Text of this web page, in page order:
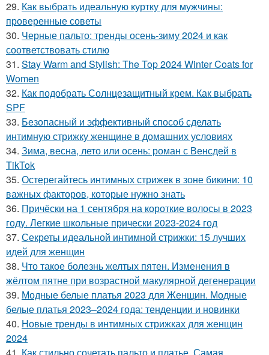
29. Как выбрать идеальную куртку для мужчины:
проверенные советы
30. Черные пальто: тренды осень-зиму 2024 и как
соответствовать стилю
31. Stay Warm and Stylish: The Top 2024 Winter Coats for
Women
32. Как подобрать Солнцезащитный крем. Как выбрать
SPF
33. Безопасный и эффективный способ сделать
интимную стрижку женщине в домашних условиях
34. Зима, весна, лето или осень: роман с Венсдей в
TikTok
35. Остерегайтесь интимных стрижек в зоне бикини: 10
важных факторов, которые нужно знать
36. Причёски на 1 сентября на короткие волосы в 2023
году. Легкие школьные прически 2023-2024 год
37. Секреты идеальной интимной стрижки: 15 лучших
идей для женщин
38. Что такое болезнь желтых пятен. Изменения в
жёлтом пятне при возрастной макулярной дегенерации
39. Модные белые платья 2023 для Женщин. Модные
белые платья 2023–2024 года: тенденции и новинки
40. Новые тренды в интимных стрижках для женщин
2024